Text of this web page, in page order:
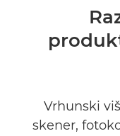
Tehnički podaci
KUPITE TINTU
Vrhunski
skener,